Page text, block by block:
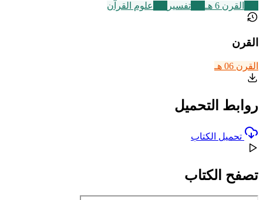
القرن 6 هـ تفسير علوم القرآن
القرن
القرن 06 هـ
روابط التحميل
تحميل الكتاب
تصفح الكتاب